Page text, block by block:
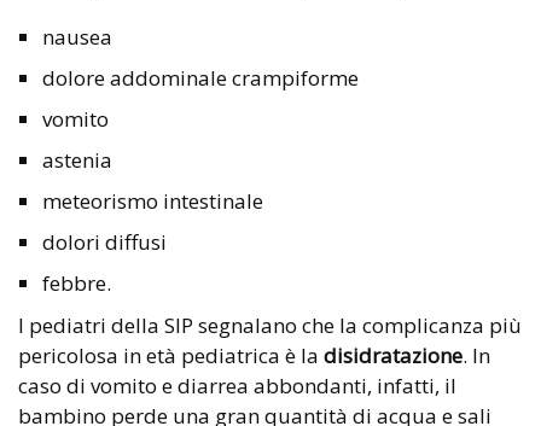
nausea
dolore addominale crampiforme
vomito
astenia
meteorismo intestinale
dolori diffusi
febbre.
I pediatri della SIP segnalano che la complicanza più
pericolosa in età pediatrica è la disidratazione. In
caso di vomito e diarrea abbondanti, infatti, il
bambino perde una gran quantità di acqua e sali